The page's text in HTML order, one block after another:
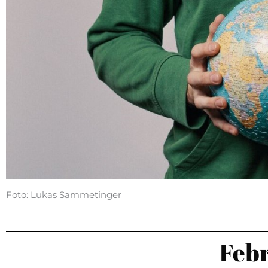
Foto: Lukas Sammetinger